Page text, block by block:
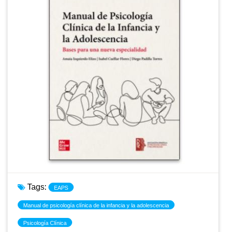
Tags: EAPS
Manual de psicología clínica de la infancia y la adolescencia
Psicología Clínica